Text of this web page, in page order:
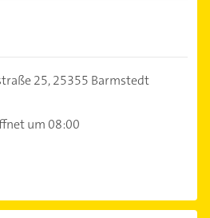
25,25355 Barmstedt
um 08:00